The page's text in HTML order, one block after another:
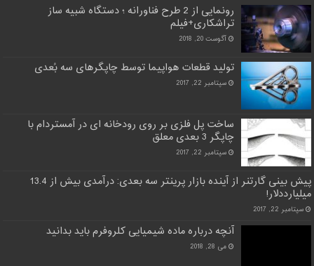
رونمایی از 2 طرح فناورانه ؛ دستگاه شبیه ساز
تراشکاری+فیلم
آگوست 20, 2018
تولید قطعات هواپیما توسط چاپگرهای سه بُعدی
سپتامبر 22, 2017
ساخت پل فلزی بر روی رودخانه‌ ای در آمستردام با
چاپگر 3 بعدی معلق
سپتامبر 22, 2017
پیش بینی گارتنر از آینده بازار پرینتر سه بعدی: درآمدی بیش از 13.4
میلیارددلار!
سپتامبر 22, 2017
آنچه درباره ماده شیمیایی کلروفرم باید بدانید
می 28, 2018